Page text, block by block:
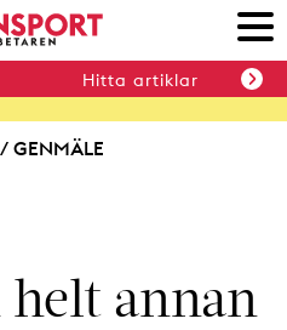
Hitta artiklar
GENMÄLE
annan